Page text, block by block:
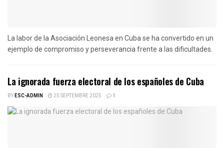
La labor de la Asociación Leonesa en Cuba se ha convertido en un
ejemplo de compromiso y perseverancia frente a las dificultades.
La ignorada fuerza electoral de los españoles de Cuba
BYESC-ADMIN 25 SEPTEMBRE 2025 1